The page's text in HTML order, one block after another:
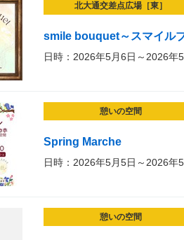
北大通交差点広場［東］
smile bouquet～スマイル
日時：2026年5月6日～2026年
憩いの空間
Spring Marche
日時：2026年5月5日～2026年
憩いの空間